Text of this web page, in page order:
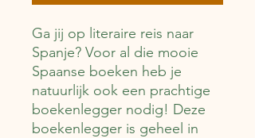
Ga jij op literaire reis naar
Spanje? Voor al die mooie
Spaanse boeken heb je
natuurlijk ook een prachtige
boekenlegger nodig! Deze
boekenlegger is geheel in